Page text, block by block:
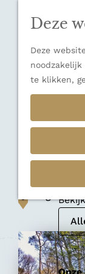
Deze
Deze
te klikken,
Ons
Natuurgebied